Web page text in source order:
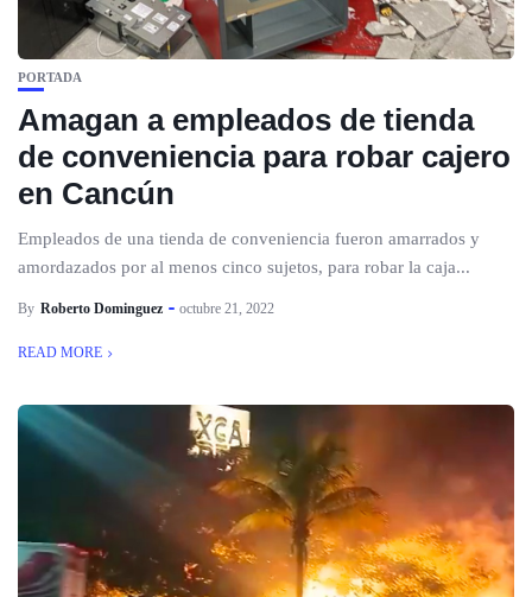
PORTADA
Amagan a empleados de tienda
de conveniencia para robar cajero
en Cancún
Empleados de una tienda de conveniencia fueron amarrados y
amordazados por al menos cinco sujetos, para robar la caja...
By Roberto Dominguez octubre 21, 2022
READ MORE